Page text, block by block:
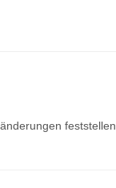
feststellen.